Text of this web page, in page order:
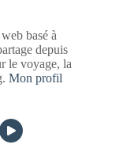
basé à
depuis
le voyage, la
Mon profil